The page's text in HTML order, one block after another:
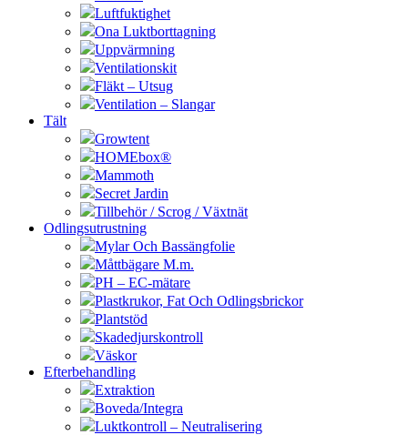
Luftfuktighet
Ona Luktborttagning
Uppvärmning
Ventilationskit
Fläkt – Utsug
Ventilation – Slangar
Tält
Growtent
HOMEbox®
Mammoth
Secret Jardin
Tillbehör / Scrog / Växtnät
Odlingsutrustning
Mylar Och Bassängfolie
Måttbägare M.m.
PH – EC-mätare
Plastkrukor, Fat Och Odlingsbrickor
Plantstöd
Skadedjurskontroll
Väskor
Efterbehandling
Extraktion
Boveda/Integra
Luktkontroll – Neutralisering